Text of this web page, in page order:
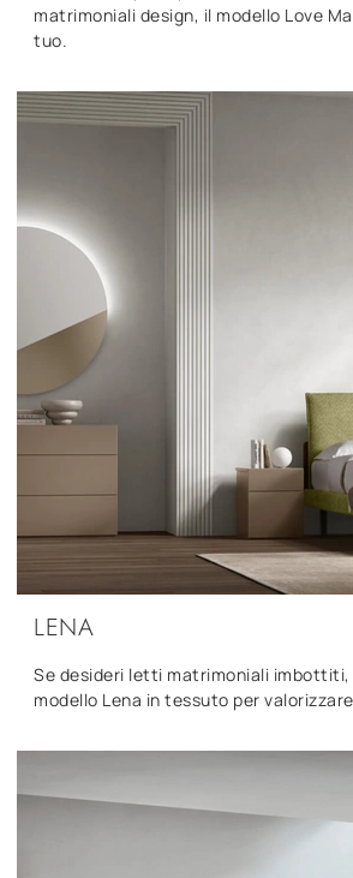
matrimoniali design, il modello Love
tuo.
LENA
Se desideri letti matrimoniali
modello Lena in tessuto per